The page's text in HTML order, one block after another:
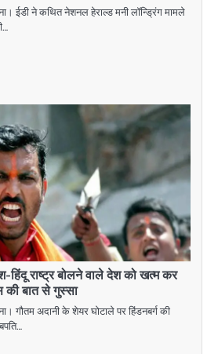
ईडी ने कथित नेशनल हेराल्ड मनी लॉन्ड्रिंग मामले
हिंदू राष्ट्र बोलने वाले देश को खत्म कर
की बात से गुस्सा
गौतम अदानी के शेयर घोटाले पर हिंडनबर्ग की